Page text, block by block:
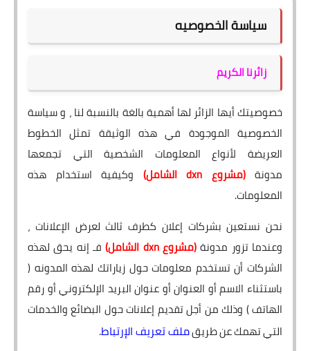
تعرف على DXN
النظام المالي
سياسة الخصوصيه
زائرنا الكريم
خصوصيتك أيها الزائر لها أهمية بالغة بالنسبة لنا ، و سياسة
الخصوصية الموجودة في هذه الوثيقة تمثل الخطوط
العريضة لأنواع المعلومات الشخصية التي تجمعها
مدونة(مشروع dxn الشامل)
وكيفية استخدام هذه
المعلومات.
نحن نستعين بشركات إعلان كطرف ثالث لعرض الإعلانات ،
وعندما تزور مدونة(مشروعdxn الشامل)
فـ إنه يحق لهذه
الشركات أن تستخدم معلومات حول زياراتك لهذه المدونه (
باستثناء الاسم أو العنوان أو عنوان البريد الإلكتروني أو رقم
الهاتف ) وذلك من أجل تقديم إعلانات حول البضائع والخدمات
التي تهمك عن طريقملف تعريف الإرتباط.
عرض
عرض
والردود